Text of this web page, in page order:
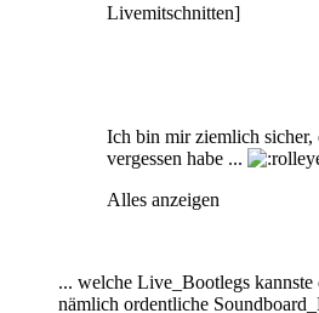
Livemitschnitten]
Ich bin mir ziemlich sicher,
vergessen habe ...
Alles anzeigen
... welche Live_Bootlegs kannste
nämlich ordentliche